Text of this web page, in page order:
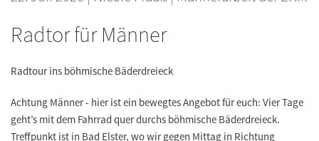
Radtor für Männer
Radtour ins böhmische Bäderdreieck
Achtung Männer - hier ist ein bewegtes Angebot für euch: Vier Tage
geht’s mit dem Fahrrad quer durchs böhmische Bäderdreieck.
Treffpunkt ist in Bad Elster, wo wir gegen Mittag in Richtung